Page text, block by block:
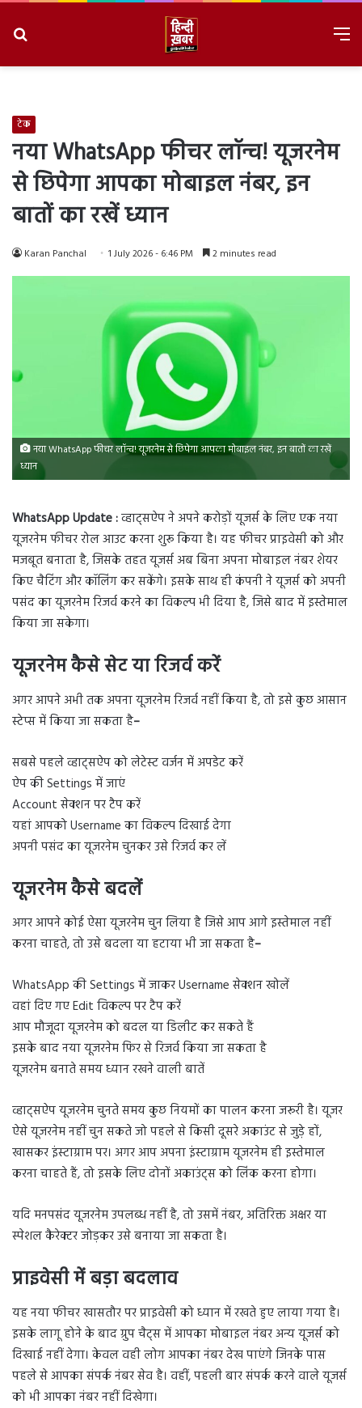
टेक
नया WhatsApp फीचर लॉन्च! यूजरनेम
से छिपेगा आपका मोबाइल नंबर, इन
बातों का रखें ध्यान
Karan Panchal 1 July 2026 - 6:46 PM 2 minutes read
नया WhatsApp फीचर लॉन्च! यूजरनेम से छिपेगा आपका मोबाइल नंबर, इन बातों का रखें
ध्यान
WhatsApp Update :व्हाट्सऐप ने अपने करोड़ों यूजर्स के लिए एक नया
यूजरनेम फीचर रोल आउट करना शुरू किया है। यह फीचर प्राइवेसी को और
मजबूत बनाता है, जिसके तहत यूजर्स अब बिना अपना मोबाइल नंबर शेयर
किए चैटिंग और कॉलिंग कर सकेंगे। इसके साथ ही कंपनी ने यूजर्स को अपनी
पसंद का यूजरनेम रिजर्व करने का विकल्प भी दिया है, जिसे बाद में इस्तेमाल
किया जा सकेगा।
यूजरनेम कैसे सेट या रिजर्व करें
अगर आपने अभी तक अपना यूजरनेम रिजर्व नहीं किया है, तो इसे कुछ आसान
स्टेप्स में किया जा सकता है–
सबसे पहले व्हाट्सऐप को लेटेस्ट वर्जन में अपडेट करें
ऐप की Settings में जाएं
Account सेक्शन पर टैप करें
यहां आपको Username का विकल्प दिखाई देगा
अपनी पसंद का यूजरनेम चुनकर उसे रिजर्व कर लें
यूजरनेम कैसे बदलें
अगर आपने कोई ऐसा यूजरनेम चुन लिया है जिसे आप आगे इस्तेमाल नहीं
करना चाहते, तो उसे बदला या हटाया भी जा सकता है–
WhatsApp की Settings में जाकर Username सेक्शन खोलें
वहां दिए गए Edit विकल्प पर टैप करें
आप मौजूदा यूजरनेम को बदल या डिलीट कर सकते हैं
इसके बाद नया यूजरनेम फिर से रिजर्व किया जा सकता है
यूजरनेम बनाते समय ध्यान रखने वाली बातें
व्हाट्सऐप यूजरनेम चुनते समय कुछ नियमों का पालन करना जरूरी है। यूजर
ऐसे यूजरनेम नहीं चुन सकते जो पहले से किसी दूसरे अकाउंट से जुड़े हों,
खासकर इंस्टाग्राम पर। अगर आप अपना इंस्टाग्राम यूजरनेम ही इस्तेमाल
करना चाहते हैं, तो इसके लिए दोनों अकाउंट्स को लिंक करना होगा।
यदि मनपसंद यूजरनेम उपलब्ध नहीं है, तो उसमें नंबर, अतिरिक्त अक्षर या
स्पेशल कैरेक्टर जोड़कर उसे बनाया जा सकता है।
प्राइवेसी में बड़ा बदलाव
यह नया फीचर खासतौर पर प्राइवेसी को ध्यान में रखते हुए लाया गया है।
इसके लागू होने के बाद ग्रुप चैट्स में आपका मोबाइल नंबर अन्य यूजर्स को
दिखाई नहीं देगा। केवल वही लोग आपका नंबर देख पाएंगे जिनके पास
पहले से आपका संपर्क नंबर सेव है। वहीं, पहली बार संपर्क करने वाले यूजर्स
को भी आपका नंबर नहीं दिखेगा।